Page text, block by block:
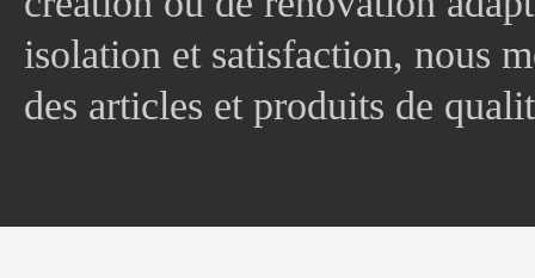
isolation et satisfaction, nous
des articles et produits de